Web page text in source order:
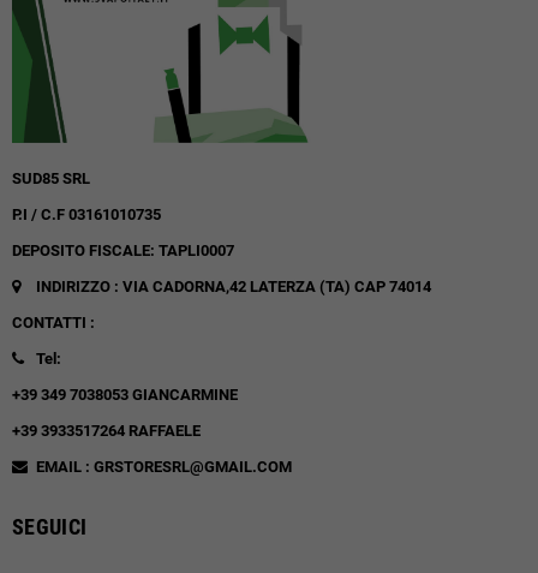
SUD85 SRL
P.I / C.F 03161010735
DEPOSITO FISCALE: TAPLI0007
INDIRIZZO : VIA CADORNA,42 LATERZA (TA) CAP 74014
CONTATTI :
Tel:
+39 349 7038053 GIANCARMINE
+39 3933517264 RAFFAELE
EMAIL : GRSTORESRL@GMAIL.COM
SEGUICI